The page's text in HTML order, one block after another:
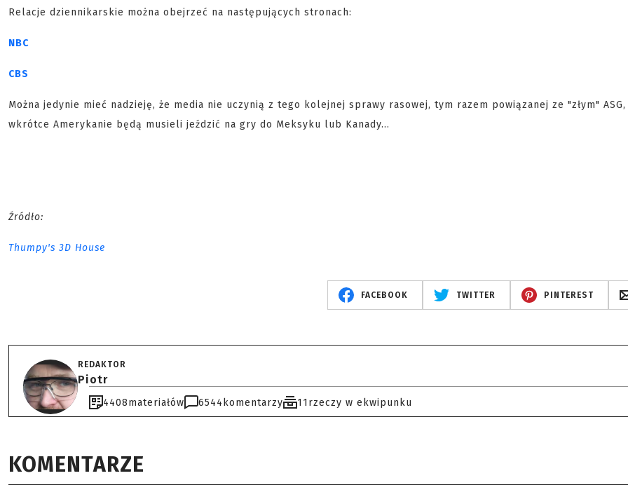
Relacje dziennikarskie można obejrzeć na następujących stronach:
NBC
CBS
Można jedynie mieć nadzieję, że media nie uczynią z tego kolejnej sprawy rasowej, tym razem powiązanej ze "złym" ASG,
wkrótce Amerykanie będą musieli jeździć na gry do Meksyku lub Kanady...
Źródło:
Thumpy's 3D House
FACEBOOK TWITTER PINTEREST
REDAKTOR
Piotr
4408materiałów 6544 komentarzy 11rzeczy w ekwipunku
KOMENTARZE